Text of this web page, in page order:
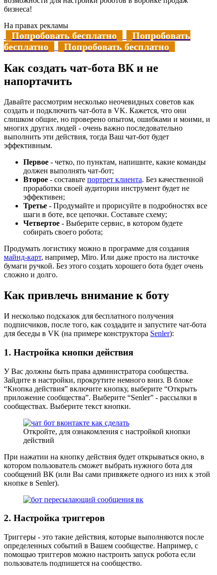
бизнеса!
На правах рекламы
Попробовать бесплатно
Попробовать
бесплатно
Попробовать бесплатно
Как создать чат-бота ВК и не
напортачить
Давайте рассмотрим несколько неочевидных советов как
создать и подключить чат-бота в VK. Кажется, что они
слишком общие, но проверено опытом, ошибками и моими, и
многих других людей - очень важно последовательно
выполнить эти действия, тогда Ваш чат-бот будет
эффективным.
Первое - четко, по пунктам, напишите, какие команды
должен выполнять чат-бот;
Второе - составьте портрет клиента. Без качественной
проработки своей аудитории инструмент будет не
эффективен;
Третье - Продумайте и прорисуйте в подробностях все
шаги в боте, все цепочки. Составьте схему;
Четвертое - Выберите сервис, в котором будете
собирать своего робота;
Продумать логистику можно в программе для создания
майнд-карт, например, Miro. Или даже просто на листочке
бумаги ручкой. Без этого создать хорошего бота будет очень
сложно и долго.
Как привлечь внимание к боту
И несколько подсказок для бесплатного получения
подписчиков, после того, как создадите и запустите чат-бота
для беседы в VK (на примере конструктора Senler):
1. Настройка кнопки действия
У Вас должны быть права администратора сообщества.
Зайдите в настройки, прокрутите немного вниз. В блоке
“Кнопка действия” включите кнопку, выберите “Открыть
приложение сообщества”. Выберите “Senler” - рассылки в
сообществах. Выберите текст кнопки.
Откройте, для ознакомления с настройкой кнопки
действий
При нажатии на кнопку действия будет открываться окно, в
котором пользователь сможет выбрать нужного бота для
сообщений ВК (или Вы сами привяжете одного из них к этой
кнопке в Senler).
2. Настройка триггеров
Триггеры - это такие действия, которые выполняются после
определенных событий в Вашем сообществе. Например, с
помощью триггеров можно настроить запуск робота если
пользователь подпишется на сообщество.